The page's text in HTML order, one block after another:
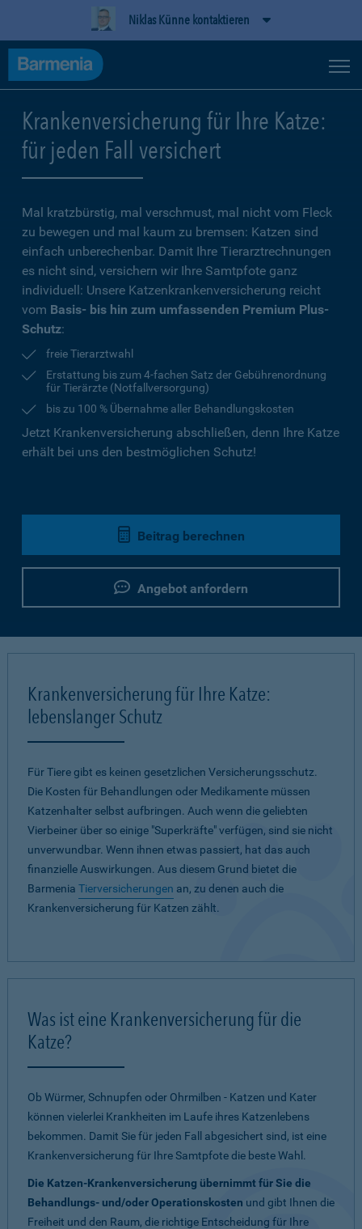
Niklas Künne kontaktieren
Krankenversicherung für Ihre Katze:
für jeden Fall versichert
Mal kratzbürstig, mal verschmust, mal nicht vom Fleck
zu bewegen und mal kaum zu bremsen: Katzen sind
einfach unberechenbar. Damit Ihre Tierarztrechnungen
es nicht sind, versichern wir Ihre Samtpfote ganz
individuell: Unsere Katzenkrankenversicherung reicht
vom Basis- bis hin zum umfassenden Premium Plus-
Schutz:
freie Tierarztwahl
Erstattung bis zum 4-fachen Satz der Gebührenordnung
für Tierärzte (Notfallversorgung)
bis zu 100 % Übernahme aller Behandlungskosten
Jetzt Krankenversicherung abschließen, denn Ihre Katze
erhält bei uns den bestmöglichen Schutz!
Beitrag berechnen
Angebot anfordern
Krankenversicherung für Ihre Katze:
lebenslanger Schutz
Für Tiere gibt es keinen gesetzlichen Versicherungsschutz.
Die Kosten für Behandlungen oder Medikamente müssen
Katzenhalter selbst aufbringen. Auch wenn die geliebten
Vierbeiner über so einige "Superkräfte" verfügen, sind sie nicht
unverwundbar. Wenn ihnen etwas passiert, hat das auch
finanzielle Auswirkungen. Aus diesem Grund bietet die
Barmenia Tierversicherungen an, zu denen auch die
Krankenversicherung für Katzen zählt.
Was ist eine Krankenversicherung für die
Katze?
Ob Würmer, Schnupfen oder Ohrmilben - Katzen und Kater
können vielerlei Krankheiten im Laufe ihres Katzenlebens
bekommen. Damit Sie für jeden Fall abgesichert sind, ist eine
Krankenversicherung für Ihre Samtpfote die beste Wahl.
Die Katzen-Krankenversicherung übernimmt für Sie die
Behandlungs- und/oder Operationskosten und gibt Ihnen die
Freiheit und den Raum, die richtige Entscheidung für Ihre